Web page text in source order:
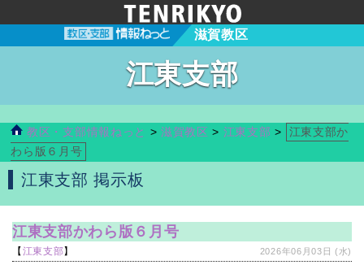
滋賀教区
江東支部
教区・支部情報ねっと > 滋賀教区> 江東支部 >
江東支部か
わら版６月号
江東支部 掲示板
江東支部かわら版６月号
2026年06月03日 (水)
【 江東支部】